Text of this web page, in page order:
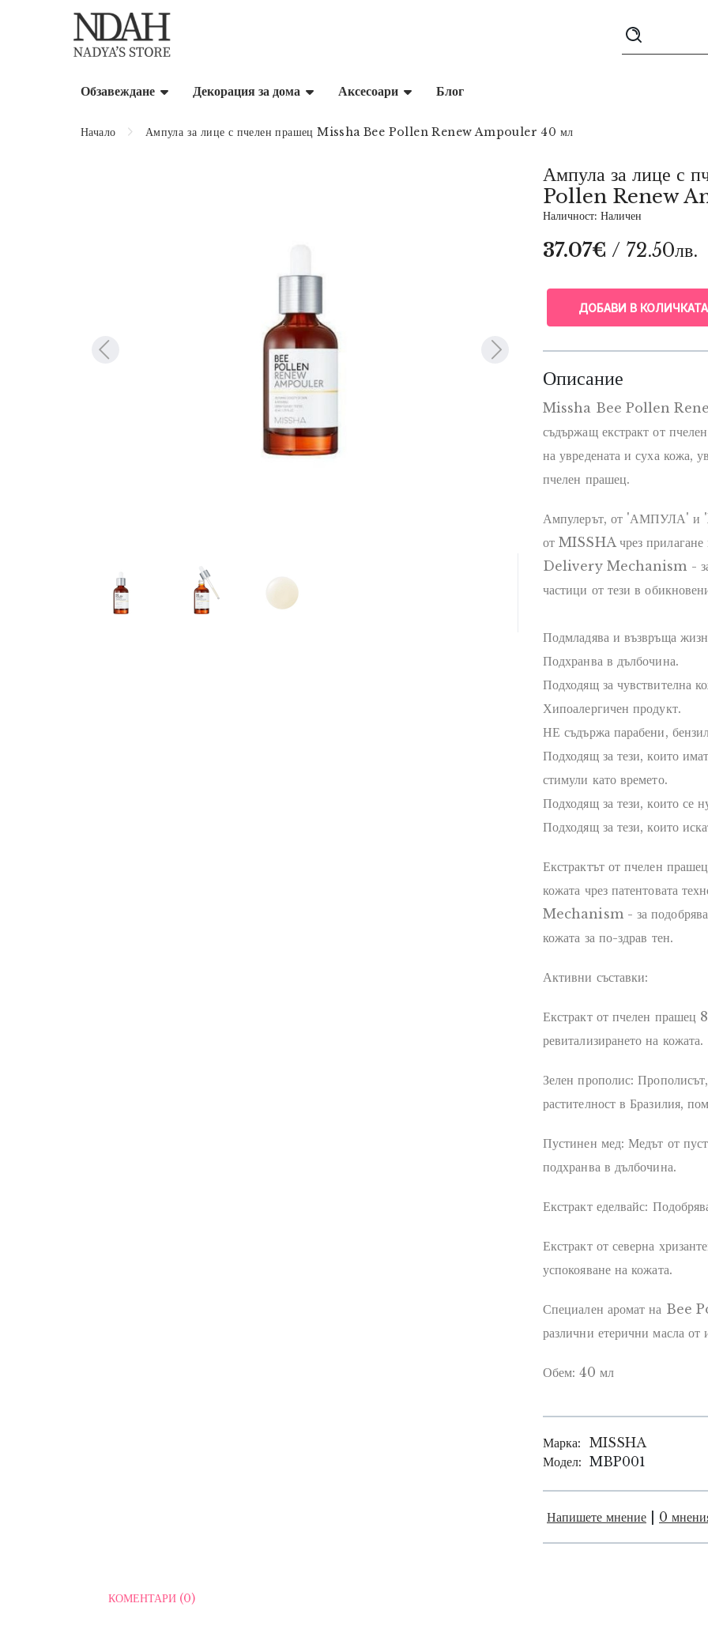
Обзавеждане Декорация за дома Аксесоари Блог
Начало Ампула за лице с пчелен прашец Missha Bee Pollen Renew Ampouler 40 мл
Ампула за лице с
Pollen Renew
Наличност: Наличен
37.07€ / 72.50лв.
ДОБАВИ В КОЛИЧКАТА
Описание
Missha Bee Pollen
съдържащ екстракт от
на увредената и суха кожа,
пчелен прашец.
Ампулерът, от 'АМПУЛА' и
от MISSHA чрез
Delivery Mechanism - за
частици от тези в
Подмладява и възвръща
Подхранва в дълбочина.
Подходящ за чувствителна
Хипоалергичен продукт.
НЕ съдържа парабени,
Подходящ за тези, които
стимули като времето.
Подходящ за тези, които се
Подходящ за тези, които
Екстрактът от пчелен
кожата чрез патентовата
Mechanism - за
кожата за по-здрав тен.
Активни съставки:
Екстракт от пчелен прашец
ревитализирането на кожата.
Зелен прополис:
растителност в Бразилия,
Пустинен мед: Медът от
подхранва в дълбочина.
Екстракт еделвайс:
Екстракт от северна
успокояване на кожата.
Специален аромат на Bee
различни етерични масла
Обем: 40 мл
Марка: MISSHA
Модел: MBP001
Напишете мнение 0
КОМЕНТАРИ (0)